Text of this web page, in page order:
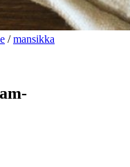
/mansikka